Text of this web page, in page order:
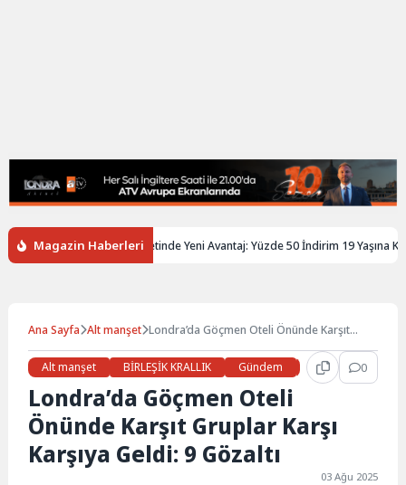
Magazin Haberleri
Gençlere Tren Biletinde Yeni Avantaj: Yüzde 50 İndirim 19 Yaşına Kadar
Ana Sayfa Alt manşet Londra’da Göçmen Oteli Önünde Karşıt
Alt manşet
BİRLEŞİK KRALLIK Gündem Haberler 0
Londra’da Göçmen Oteli
Önünde Karşıt Gruplar Karşı
Karşıya Geldi: 9 Gözaltı
03 Ağu 2025